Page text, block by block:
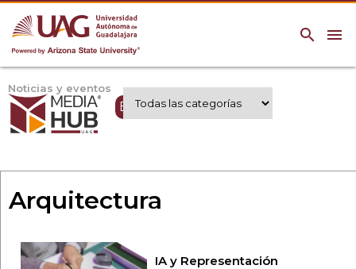
menu
search
Noticias y eventos
Expertos UAG
Arquitectura
IA y Representación